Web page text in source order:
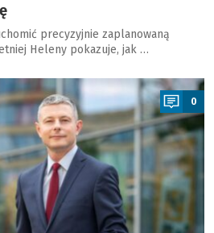
precyzyjnie zaplanowaną
Heleny pokazuje, jak …
0